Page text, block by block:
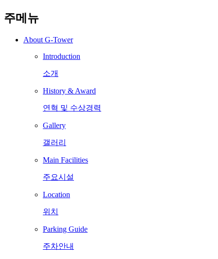
주메뉴
About G-Tower
Introduction
소개
History & Award
연혁 및 수상경력
Gallery
갤러리
Main Facilities
주요시설
Location
위치
Parking Guide
주차안내